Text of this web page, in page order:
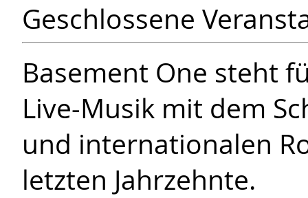
Geschlossene
Basement One steht
Live-Musik mit dem
und internationalen
letzten Jahrzehnte.